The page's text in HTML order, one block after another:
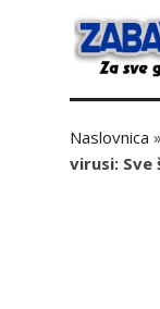
Naslovnica »
virusi: